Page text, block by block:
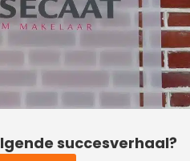
succesverhaal?